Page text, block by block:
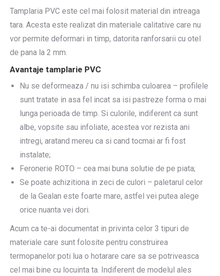
Tamplaria PVC este cel mai folosit material din intreaga
tara. Acesta este realizat din materiale calitative care nu
vor permite deformari in timp, datorita ranforsarii cu otel
de pana la 2 mm.
Avantaje tamplarie PVC
Nu se deformeaza / nu isi schimba culoarea – profilele
sunt tratate in asa fel incat sa isi pastreze forma o mai
lunga perioada de timp. Si culorile, indiferent ca sunt
albe, vopsite sau infoliate, acestea vor rezista ani
intregi, aratand mereu ca si cand tocmai ar fi fost
instalate;
Feronerie ROTO – cea mai buna solutie de pe piata;
Se poate achizitiona in zeci de culori – paletarul celor
de la Gealan este foarte mare, astfel vei putea alege
orice nuanta vei dori.
Acum ca te-ai documentat in privinta celor 3 tipuri de
materiale care sunt folosite pentru construirea
termopanelor poti lua o hotarare care sa se potriveasca
cel mai bine cu locuinta ta. Indiferent de modelul ales